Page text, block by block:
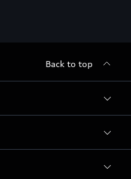
Back to top